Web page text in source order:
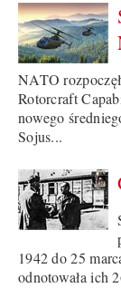
NATO
Rotorcraft
nowego
Sojus...
1942 do 25
odnotowała ich